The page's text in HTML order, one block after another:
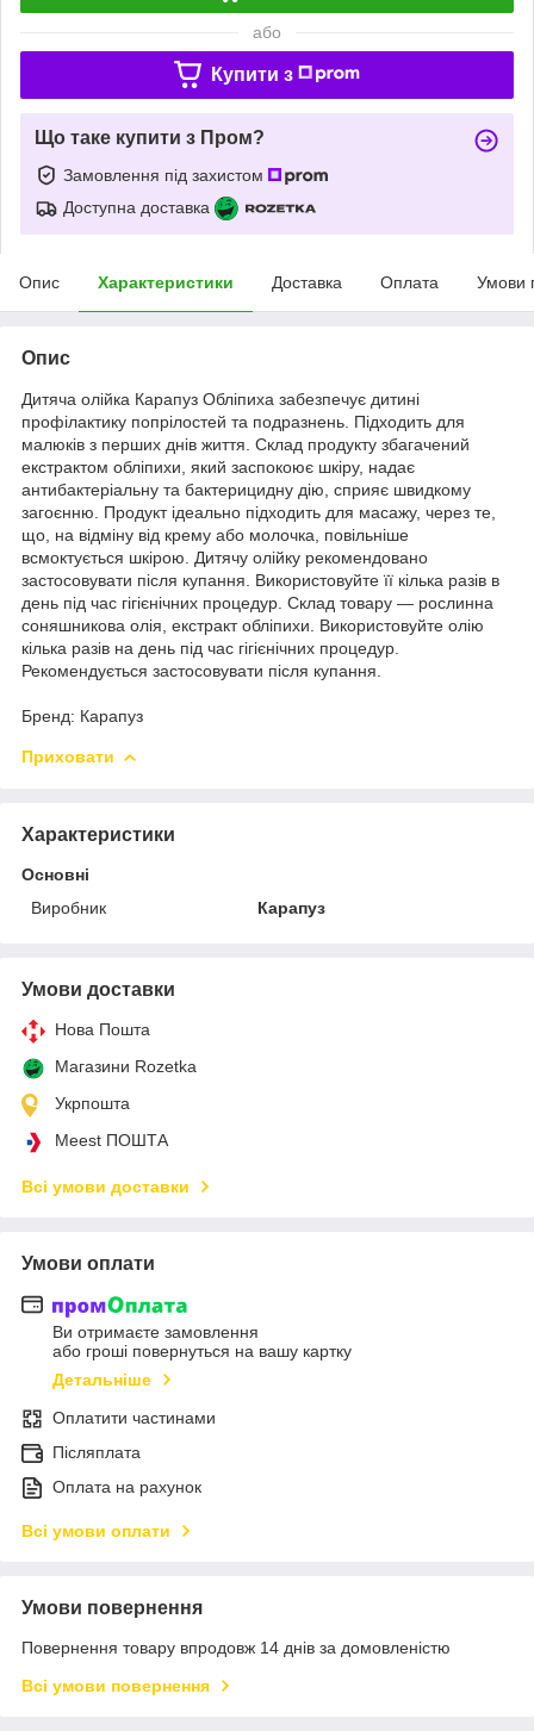
або
Купити з
Що таке купити з Пром?
Замовлення під захистом
Доступна доставка
Опис Характеристики Доставка Оплата Умови
Опис
Дитяча олійка Карапуз Обліпиха забезпечує дитині
профілактику попрілостей та подразнень. Підходить для
малюків з перших днів життя. Склад продукту збагачений
екстрактом обліпихи, який заспокоює шкіру, надає
антибактеріальну та бактерицидну дію, сприяє швидкому
загоєнню. Продукт ідеально підходить для масажу, через те,
що, на відміну від крему або молочка, повільніше
всмоктується шкірою. Дитячу олійку рекомендовано
застосовувати після купання. Використовуйте її кілька разів в
день під час гігієнічних процедур. Склад товару — рослинна
соняшникова олія, екстракт обліпихи. Використовуйте олію
кілька разів на день під час гігієнічних процедур.
Рекомендується застосовувати після купання.
Бренд: Карапуз
Приховати
Характеристики
Основні
Виробник
Карапуз
Умови доставки
Нова Пошта
Магазини Rozetka
Укрпошта
Meest ПОШТА
Всі умови доставки
Умови оплати
Ви отримаєте замовлення
або гроші повернуться на вашу картку
Детальніше
Оплатити частинами
Післяплата
Оплата на рахунок
Всі умови оплати
Умови повернення
Повернення товару впродовж 14 днів за домовленістю
Всі умови повернення